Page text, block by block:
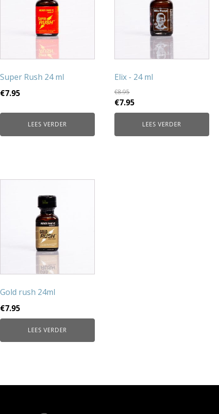
Super Rush 24 ml
€7.95
LEES VERDER
Elix - 24 ml
€8.95
Oorspronkelijke
prijs
€8.95.
€7.95Huidige
prijs
€7.95.
LEES VERDER
Gold rush 24ml
€7.95
LEES VERDER